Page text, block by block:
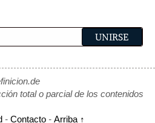
total o parcial de los contenidos
- Contacto - Arriba ↑